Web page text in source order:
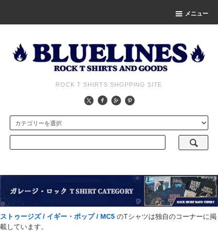
メニュー
ROCK T SHIRTS SHOPPING SITE
ストゥージズ / イギー・ポップ / MC5 のTシャツは独自のコーナーに掲
載しています。